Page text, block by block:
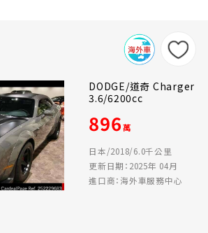
DODGE/道奇 Charger
3.6/6200cc
896萬
日本/2018/6.0千公里
更新日期：2025年 04月
進口商：海外車服務中心